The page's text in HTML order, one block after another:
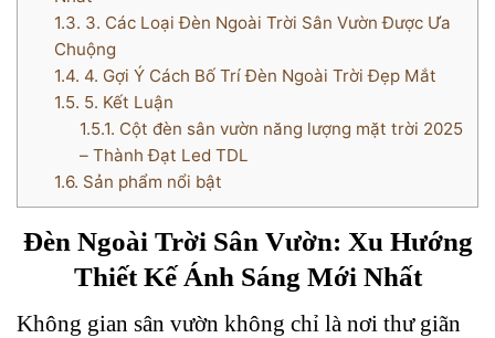
1.3. 3. Các Loại Đèn Ngoài Trời Sân Vườn Được Ưa
Chuộng
1.4. 4. Gợi Ý Cách Bố Trí Đèn Ngoài Trời Đẹp Mắt
1.5. 5. Kết Luận
1.5.1. Cột đèn sân vườn năng lượng mặt trời 2025
– Thành Đạt Led TDL
1.6. Sản phẩm nổi bật
Đèn Ngoài Trời Sân Vườn: Xu Hướng
Thiết Kế Ánh Sáng Mới Nhất
Không gian sân vườn không chỉ là nơi thư giãn